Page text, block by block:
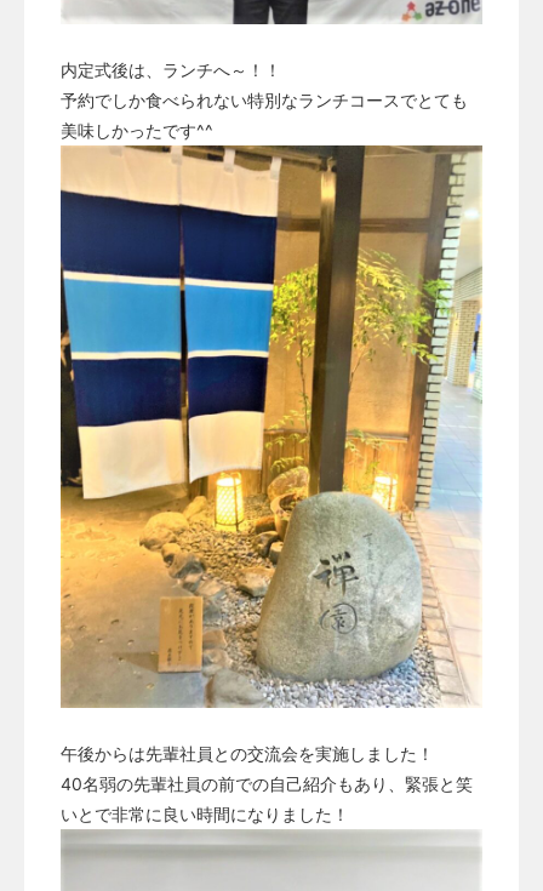
内定式後は、ランチへ～！！
予約でしか食べられない特別なランチコースでとても
美味しかったです^^
午後からは先輩社員との交流会を実施しました！
40名弱の先輩社員の前での自己紹介もあり、緊張と笑
いとで非常に良い時間になりました！